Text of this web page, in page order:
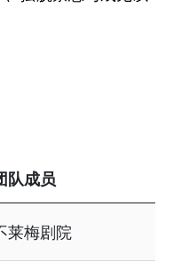
队成员
莱梅剧院